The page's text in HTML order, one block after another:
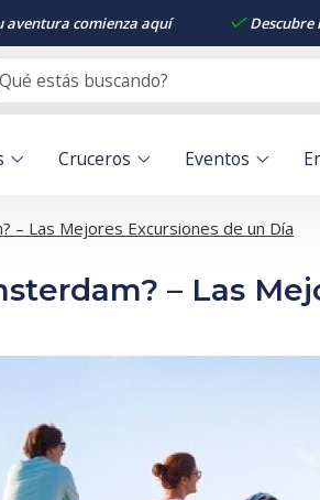
aventura comienza aquí Descubre
Cruceros Eventos
– Las Mejores Excursiones de un Día
– Las